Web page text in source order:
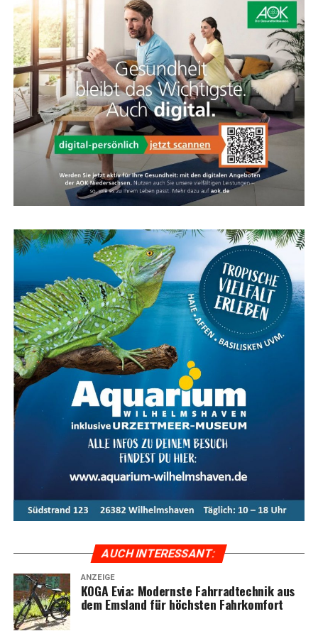
Ent­de­cken Sie Ihr Hand­werk:BauWoLe.deprä­sen­tiert
die bes­ten Hand­wer­ker aus Ost­fries­land und dem
In Ost­fries­land und dem Ems­land stel­len sich Ihnen eine
Viel­zahl talen­tier­ter Hand­wer­ker vor, die mit Fach­
Bau­un­ter­neh­men bis hin zu Schrei­ne­rei­en und Instal­la­
teu­ren bie­ten die­se Exper­ten ein brei­tes Spek­trum an
Dienst­leis­tun­gen für Pri­vat­per­so­nen und Unter­neh­
men an.
Sie suchen nach einem Hand­wer­ker in Ihrer Regi­on?
AUCH INTER­ES­SANT:
ANZEIGE
KOGA Evia: Moderns­te Fahr­rad­tech­nik aus
dem Ems­land für höchs­ten Fahrkomfort